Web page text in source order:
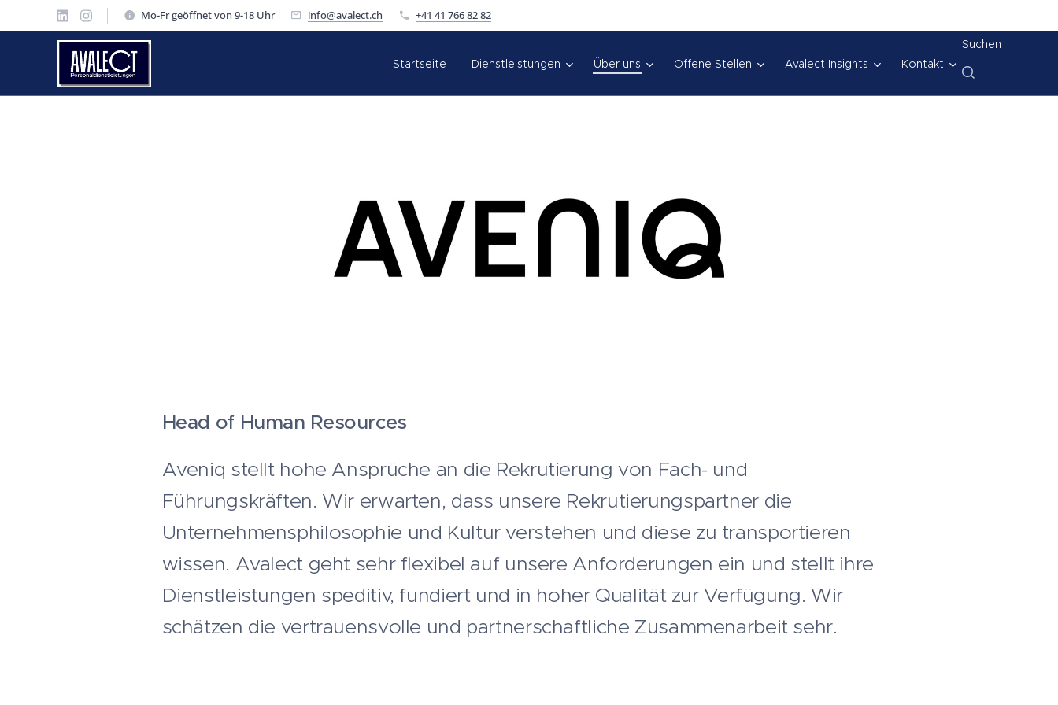
Mo-Fr geöffnet von 9-18 Uhr info@avalect.ch +41 41 766 82 82
Startseite Dienstleistungen Über uns Offene Stellen Avalect Insights Kontakt
Suchen
Head of Human Resources
Aveniq stellt hohe Ansprüche an die Rekrutierung von Fach- und
Führungskräften. Wir erwarten, dass unsere Rekrutierungspartner die
Unternehmensphilosophie und Kultur verstehen und diese zu transportieren
wissen. Avalect geht sehr flexibel auf unsere Anforderungen ein und stellt ihre
Dienstleistungen speditiv, fundiert und in hoher Qualität zur Verfügung. Wir
schätzen die vertrauensvolle und partnerschaftliche Zusammenarbeit sehr.